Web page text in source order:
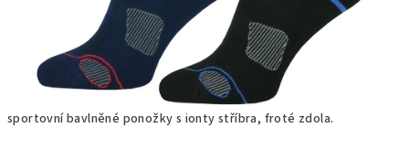
sportovní bavlněné ponožky s ionty stříbra, froté zdola.